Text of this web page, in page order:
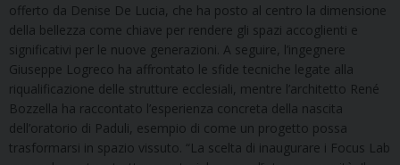
offerto da Denise De Lucia, che ha posto al centro la dimensione
della bellezza come chiave per rendere gli spazi accoglienti e
significativi per le nuove generazioni. A seguire, l’ingegnere
Giuseppe Logreco ha affrontato le sfide tecniche legate alla
riqualificazione delle strutture ecclesiali, mentre l’architetto René
Bozzella ha raccontato l’esperienza concreta della nascita
dell’oratorio di Paduli, esempio di come un progetto possa
trasformarsi in spazio vissuto. “La scelta di inaugurare i Focus Lab